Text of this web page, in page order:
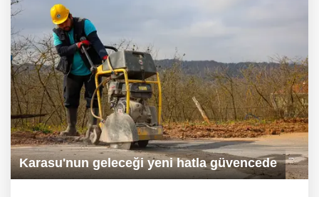
Karasu'nun geleceği yeni hatla güvencede